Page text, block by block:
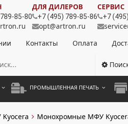
85-80
ДЛЯ ДИЛЕРОВ
+7 (495) 789-85-86
opt@artron.ru
СЕРВИС
+7
Контакты Оплата
ПРОМЫШЛЕННАЯ ПЕЧАТЬ
Монохромные МФУ